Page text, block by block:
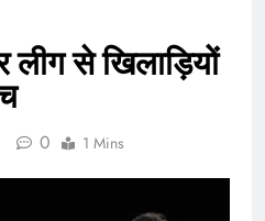
लीग से खिलाड़ियों
0 1 Mins